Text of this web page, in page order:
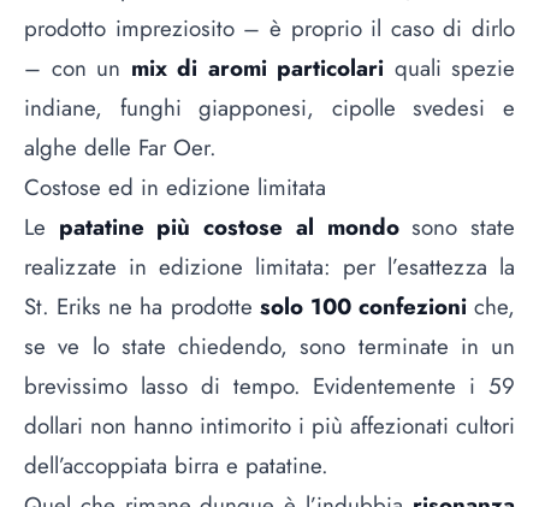
prodotto impreziosito – è proprio il caso di dirlo
– con un mix di aromi particolari quali spezie
indiane, funghi giapponesi, cipolle svedesi e
alghe delle Far Oer.
Costose ed in edizione limitata
Le patatine più costose al mondosono state
realizzate in edizione limitata: per l’esattezza la
St. Eriks ne ha prodotte solo 100 confezioniche,
se ve lo state chiedendo, sono terminate in un
brevissimo lasso di tempo. Evidentemente i 59
dollari non hanno intimorito i più affezionati cultori
dell’accoppiata birra e patatine.